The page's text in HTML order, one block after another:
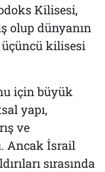
Kilisesi,
olup dünyanın
kilisesi
için büyük
yapı,
ve
Ancak İsrail
sırasında